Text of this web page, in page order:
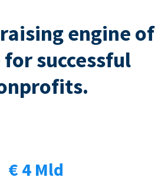
engine of
for successful
€ 4 Mld